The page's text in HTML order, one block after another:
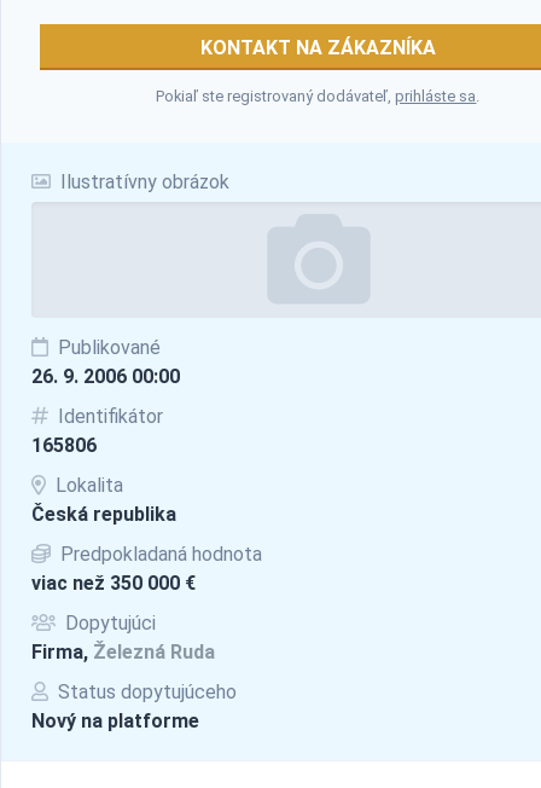
Ilustratívny obrázok
Publikované
26. 9. 2006 00:00
Identifikátor
165806
Lokalita
Česká republika
Predpokladaná hodnota
viac než 350 000 €
Dopytujúci
Firma, Železná Ruda
Status dopytujúceho
Nový na platforme
KONTAKT NA ZÁKAZNÍKA
Pokiaľ ste registrovaný dodávateľ,prihláste sa.